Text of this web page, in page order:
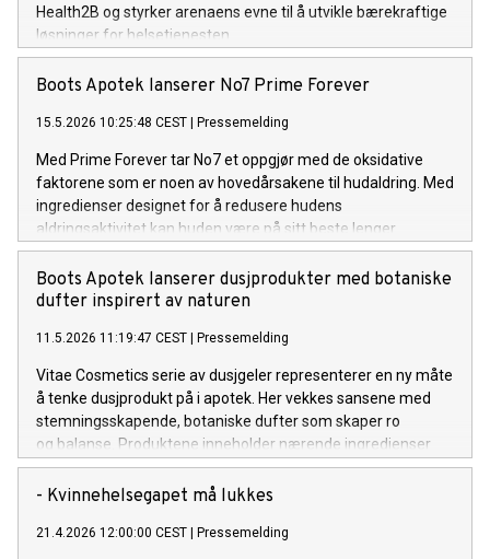
Health2B og styrker arenaens evne til å utvikle bærekraftige
løsninger for helsetjenesten.
Boots Apotek lanserer No7 Prime Forever
15.5.2026 10:25:48 CEST | Pressemelding
Med Prime Forever tar No7 et oppgjør med de oksidative
faktorene som er noen av hovedårsakene til hudaldring. Med
ingredienser designet for å redusere hudens
aldringsaktivitet kan huden være på sitt beste lenger.
Boots Apotek lanserer dusjprodukter med botaniske
dufter inspirert av naturen
11.5.2026 11:19:47 CEST | Pressemelding
Vitae Cosmetics serie av dusjgeler representerer en ny måte
å tenke dusjprodukt på i apotek. Her vekkes sansene med
stemningsskapende, botaniske dufter som skaper ro
og balanse. Produktene inneholder nærende ingredienser
som rengjør huden skånsomt og uten såpe.
- Kvinnehelsegapet må lukkes
21.4.2026 12:00:00 CEST | Pressemelding